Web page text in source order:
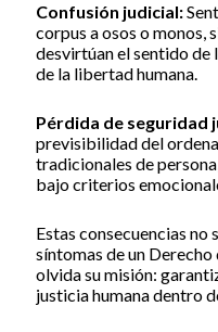
Confusión judicial:
corpus a osos o monos,
desvirtúan el sentido de
de la libertad humana.
Pérdida de seguridad
previsibilidad del
tradicionales de
bajo criterios
Estas consecuencias no
síntomas de un Derecho
olvida su misión:
justicia humana dentro